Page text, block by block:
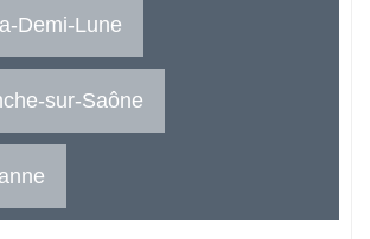
Demi-Lune
sur-Saône